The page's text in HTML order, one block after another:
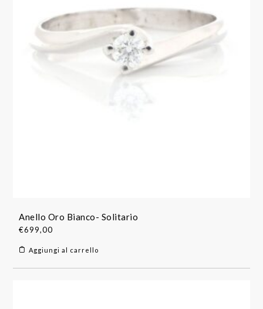
Anello Oro Bianco- Solitario
€699,00
Aggiungi al carrello